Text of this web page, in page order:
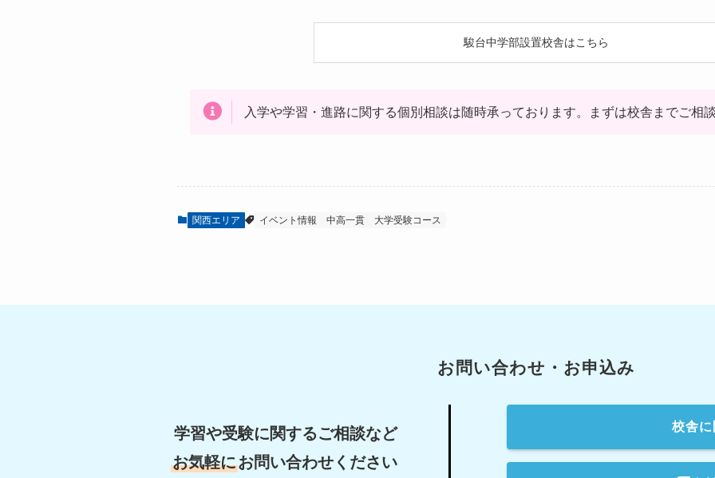
駿台中学部設置校舎はこちら
入学や学習・進路に関する個別相談は随時承っております。まずは校舎までご相
関西エリア イベント情報 中高一貫 大学受験コース
お問い合わせ・お申込み
学習や受験に関するご相談など
お気軽にお問い合わせください
校舎